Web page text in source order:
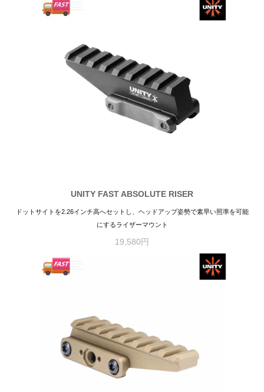
UNITY FAST ABSOLUTE RISER
ドットサイトを2.26インチ高へセットし、ヘッドアップ姿勢で素早い照準を可能
にするライザーマウント
19,580円